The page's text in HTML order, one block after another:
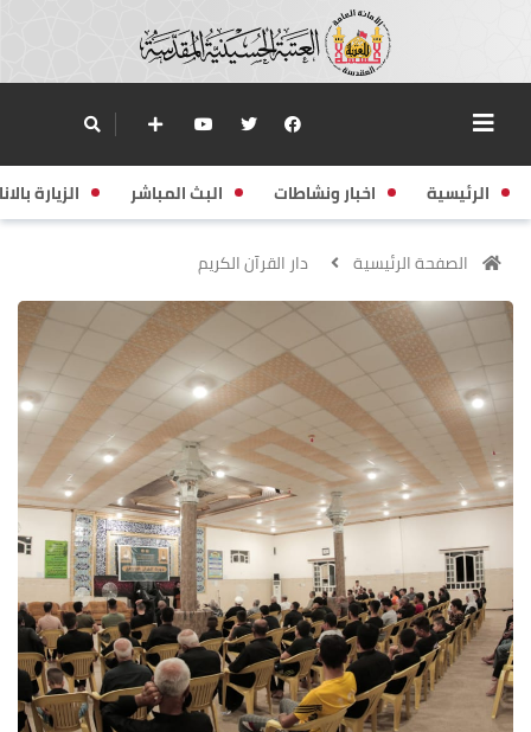
الرئيسية اخبار ونشاطات البث المباشر الزيارة
الصفحة الرئيسية دار القرآن الكريم